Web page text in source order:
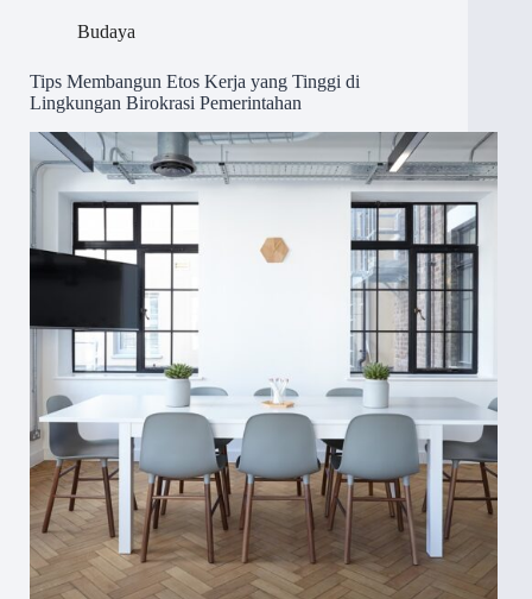
Budaya
Tips Membangun Etos Kerja yang Tinggi di
Lingkungan Birokrasi Pemerintahan